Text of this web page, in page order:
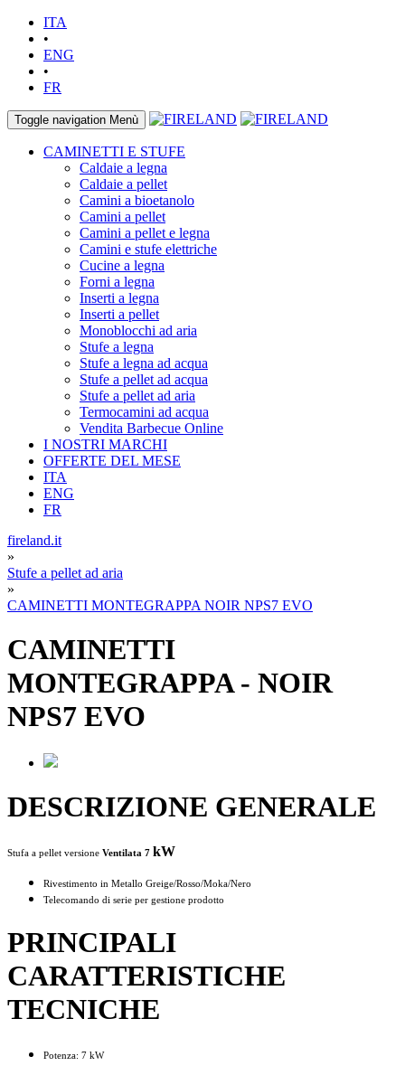
ITA
•
ENG
•
FR
Toggle navigation Menù
CAMINETTI E STUFE
Caldaie a legna
Caldaie a pellet
Camini a bioetanolo
Camini a pellet
Camini a pellet e legna
Camini e stufe elettriche
Cucine a legna
Forni a legna
Inserti a legna
Inserti a pellet
Monoblocchi ad aria
Stufe a legna
Stufe a legna ad acqua
Stufe a pellet ad acqua
Stufe a pellet ad aria
Termocamini ad acqua
Vendita Barbecue Online
I NOSTRI MARCHI
OFFERTE DEL MESE
ITA
ENG
FR
fireland.it
»
Stufe a pellet ad aria
»
CAMINETTI MONTEGRAPPA NOIR NPS7 EVO
CAMINETTI
MONTEGRAPPA- NOIR
NPS7 EVO
DESCRIZIONE GENERALE
Stufa a pellet versione Ventilata 7 kW
Rivestimento in Metallo Greige/Rosso/Moka/Nero
Telecomando di serie per gestione prodotto
PRINCIPALI
CARATTERISTICHE
TECNICHE
Potenza: 7 kW